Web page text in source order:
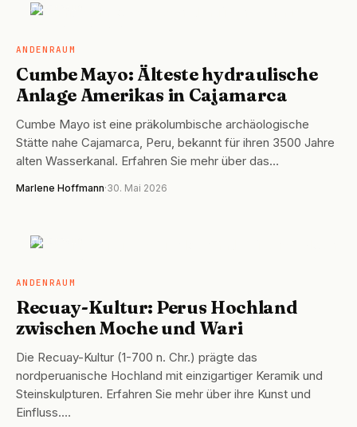
ANDENRAUM
ANDENRAUM
Cumbe Mayo: Älteste hydraulische
Anlage Amerikas in Cajamarca
Cumbe Mayo ist eine präkolumbische archäologische
Stätte nahe Cajamarca, Peru, bekannt für ihren 3500 Jahre
alten Wasserkanal. Erfahren Sie mehr über das…
Marlene Hoffmann·30. Mai 2026
ANDENRAUM
ANDENRAUM
Recuay-Kultur: Perus Hochland
zwischen Moche und Wari
Die Recuay-Kultur (1-700 n. Chr.) prägte das
nordperuanische Hochland mit einzigartiger Keramik und
Steinskulpturen. Erfahren Sie mehr über ihre Kunst und
Einfluss.…